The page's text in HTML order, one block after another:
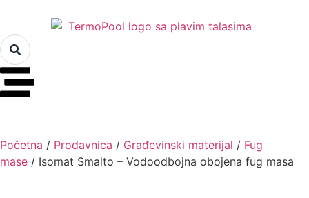
Početna / Prodavnica / Građevinski materijal / Fug
mase / Isomat Smalto – Vodoodbojna obojena fug masa